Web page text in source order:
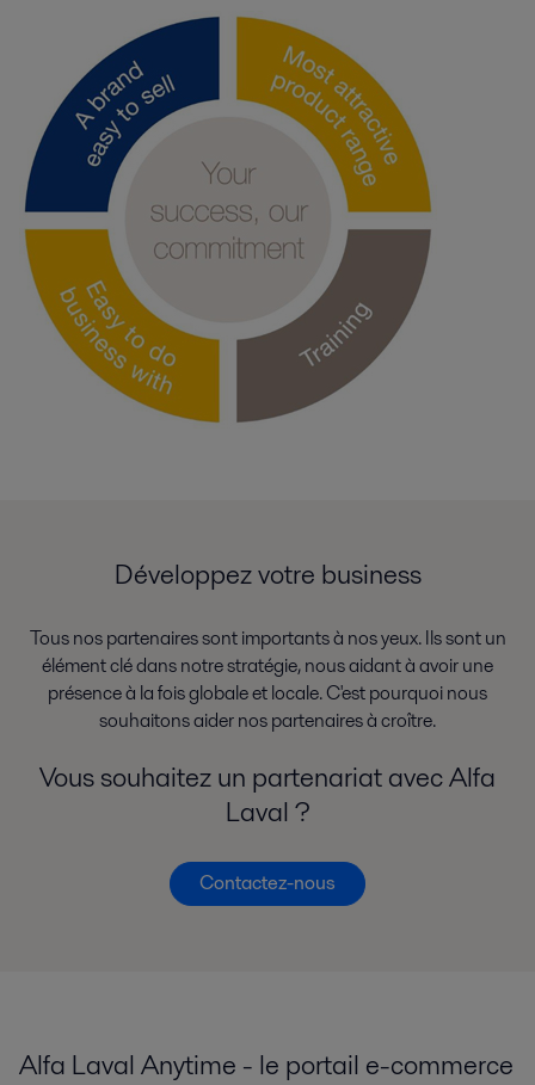
Développez votre business
Tous nos partenaires sont importants à nos yeux. Ils sont un
élément clé dans notre stratégie, nous aidant à avoir une
présence à la fois globale et locale. C'est pourquoi nous
souhaitons aider nos partenaires à croître.
Vous souhaitez un partenariat avec Alfa
Laval ?
Contactez-nous
Alfa Laval Anytime - le portail e-commerce